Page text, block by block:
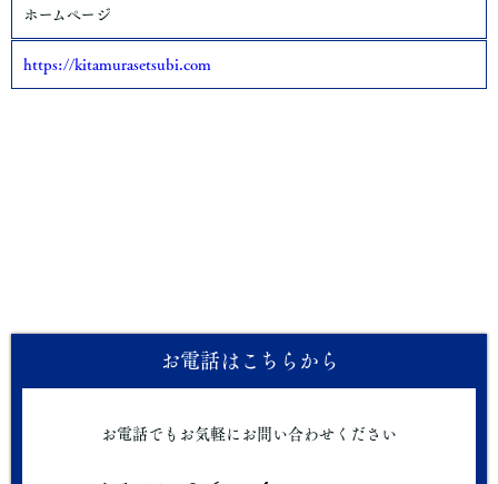
ホームページ
https://kitamurasetsubi.com
お電話はこちらから
お電話でもお気軽にお問い合わせください